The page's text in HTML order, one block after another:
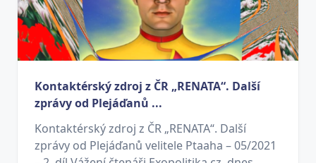
Kontaktérský zdroj z ČR „RENATA“. Další
zprávy od Plejáďanů ...
Kontaktérský zdroj z ČR „RENATA“. Další
zprávy od Plejáďanů velitele Ptaaha – 05/2021